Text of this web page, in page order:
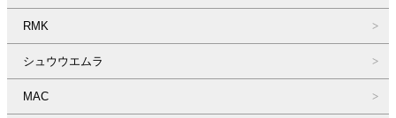
RMK
シュウウエムラ
MAC